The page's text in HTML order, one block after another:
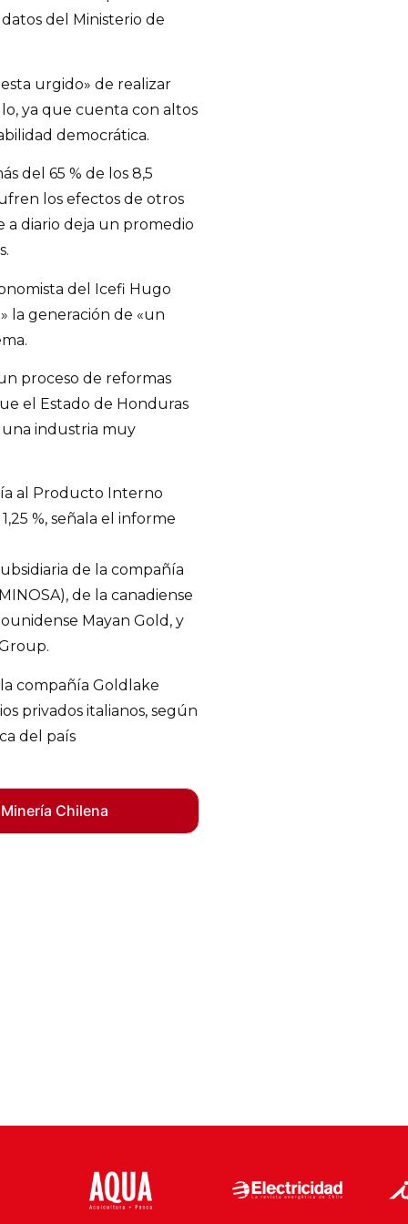
del Ministerio de
urgido» de realizar
ya que cuenta con altos
democrática.
del 65 % de los 8,5
los efectos de otros
a diario deja un promedio
del Icefi Hugo
la generación de «un
proceso de reformas
el Estado de Honduras
una industria muy
al Producto Interno
%, señala el informe
de la compañía
de la canadiense
Mayan Gold, y
compañía Goldlake
privados italianos, según
del país
Chilena